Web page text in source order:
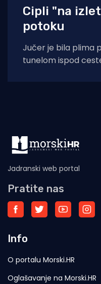
Cipli "na
potoku
Jučer je bila plima
tunelom ispod
Jadranski web portal
Pratite nas
Info
O portalu Morski.HR
Oglašavanje na Morski.HR